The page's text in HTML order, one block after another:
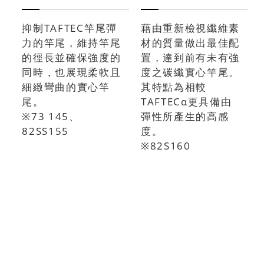
抑制TAFTEC竿尾彈
力的竿尾，維持竿尾
的徑長並確保強度的
同時，也展現柔軟且
細緻彎曲的實心竿
尾。
※73 145、
82SS155
藉由重新檢視纖維素
材的質量做出最佳配
置，達到前有未有強
度之碳纖實心竿尾。
其特點為相較
TAFTECα更具備由
彈性所產生的高感
度。
※82S160